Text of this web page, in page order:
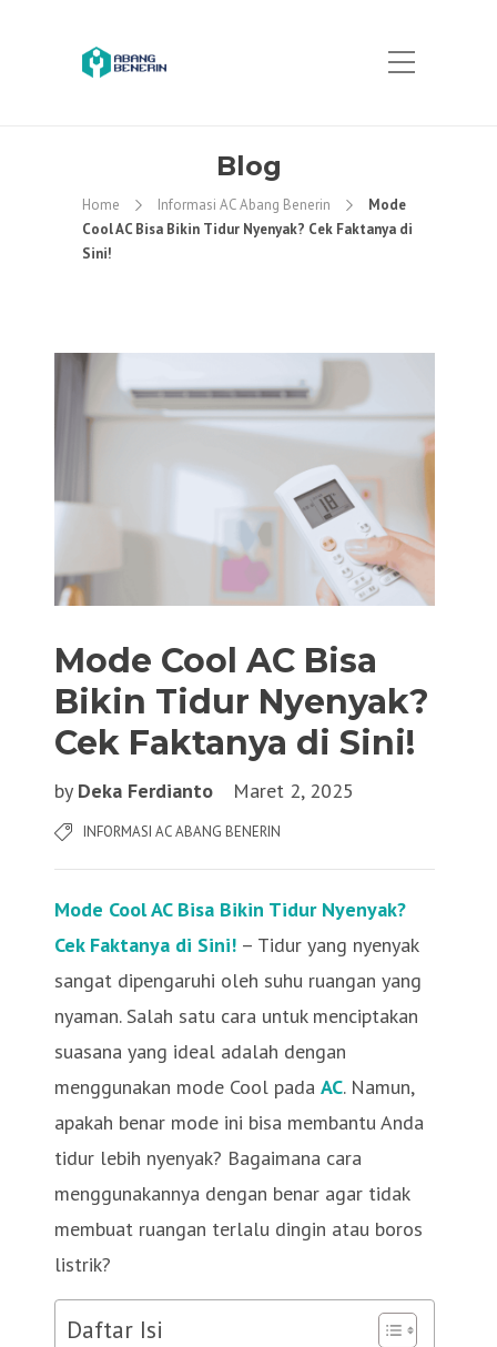
Blog
Home Informasi AC Abang Benerin
Mode
Cool AC Bisa Bikin Tidur Nyenyak? Cek Faktanya di
Sini!
Mode Cool AC Bisa
Bikin Tidur Nyenyak?
Cek Faktanya di Sini!
by Deka Ferdianto Maret 2, 2025
INFORMASI AC ABANG BENERIN
Mode Cool AC Bisa Bikin Tidur Nyenyak?
Cek Faktanya di Sini! – Tidur yang nyenyak
sangat dipengaruhi oleh suhu ruangan yang
nyaman. Salah satu cara untuk menciptakan
suasana yang ideal adalah dengan
menggunakan mode Cool pada AC. Namun,
apakah benar mode ini bisa membantu Anda
tidur lebih nyenyak? Bagaimana cara
menggunakannya dengan benar agar tidak
membuat ruangan terlalu dingin atau boros
listrik?
Daftar Isi